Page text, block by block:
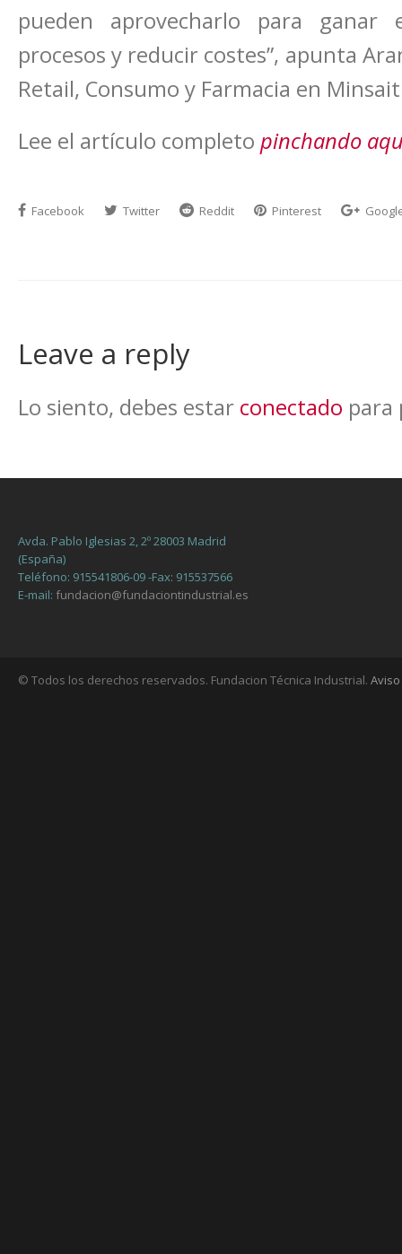
pueden aprovecharlo para ganar
procesos y reducir costes”, apunta
Retail, Consumo y Farmacia en
Lee el artículo completo pinchando
Facebook Twitter Reddit Pinterest
Leave a reply
Lo siento, debes estar conectado para
Avda. Pablo Iglesias 2, 2º 28003 Madrid
(España)
Teléfono: 915541806-09 -Fax: 915537566
E-mail: fundacion@fundaciontindustrial.es
© Todos los derechos reservados. Fundacion Técnica Industrial.